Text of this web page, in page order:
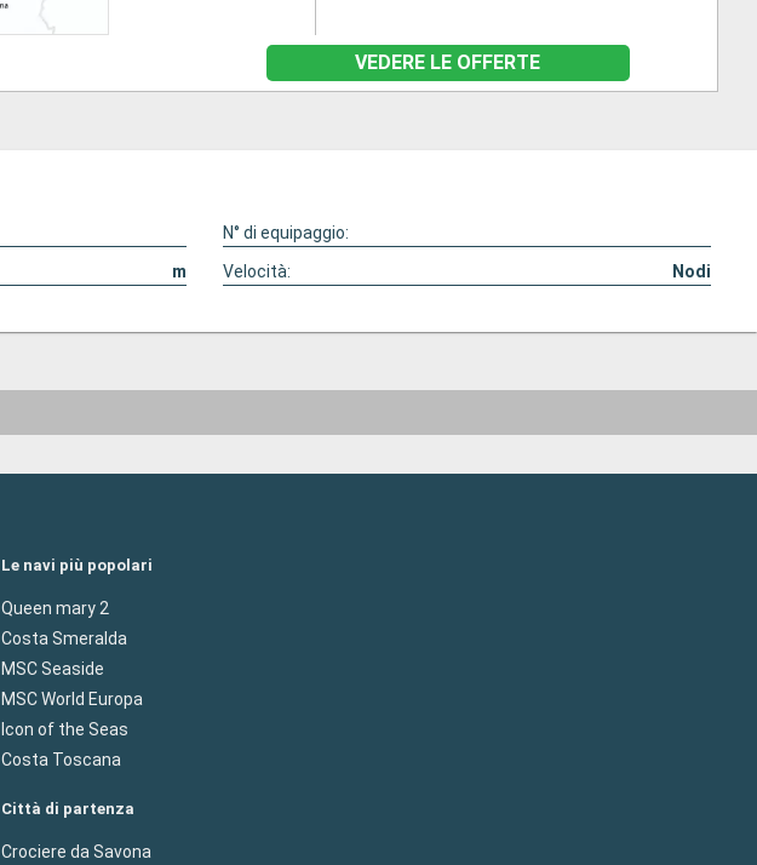
VEDERE LE OFFERTE
N° di equipaggio:
m Velocità: Nodi
Le navi più popolari
Queen mary 2
Costa Smeralda
MSC Seaside
MSC World Europa
Icon of the Seas
Costa Toscana
Città di partenza
Crociere da Savona